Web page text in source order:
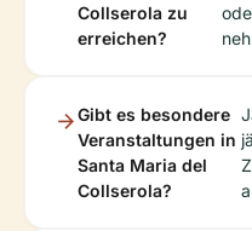
Collserola zu
erreichen?
Gibt es besondere
Veranstaltungen in
Santa Maria del
Collserola?